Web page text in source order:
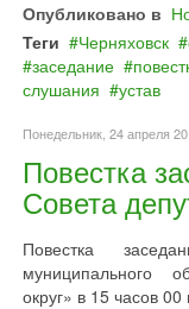
Опубликовано в
Теги
Черняховск
заседание
слушания
устав
Понедельник, 24 апреля
Повестка
Совета
Повестка
муниципального
округ» в 15 часов